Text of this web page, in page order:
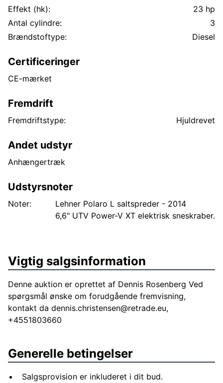
Effekt (hk):
23 hp
Antal cylindre:
3
Brændstoftype:
Diesel
Certificeringer
CE-mærket
Fremdrift
Fremdriftstype: Hjuldrevet
Andet udstyr
Anhængertræk
Udstyrsnoter
Noter:
Lehner Polaro L saltspreder - 2014
6,6" UTV Power-V XT elektrisk sneskraber.
Vigtig salgsinformation
Denne auktion er oprettet af Dennis Rosenberg Ved
spørgsmål ønske om forudgående fremvisning,
kontakt da dennis.christensen@retrade.eu,
+4551803660
Generelle betingelser
Salgsprovision er inkluderet i dit bud.